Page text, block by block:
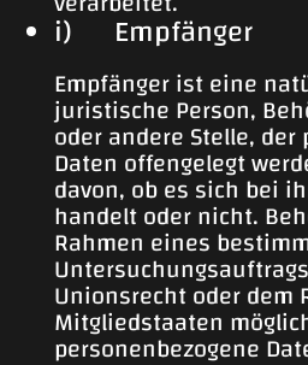
i) Empfänger
Empfänger ist eine
juristische Person,
oder andere Stelle,
Daten offengelegt
davon, ob es sich bei
handelt oder nicht.
Rahmen eines
Unionsrecht oder dem
Mitgliedstaaten
personenbezogene